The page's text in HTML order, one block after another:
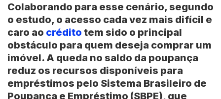
Colaborando para esse cenário, segundo
o estudo, o acesso cada vez mais difícil e
caro ao crédito tem sido o principal
obstáculo para quem deseja comprar um
imóvel. A queda no saldo da poupança
reduz os recursos disponíveis para
empréstimos pelo Sistema Brasileiro de
Poupança e Empréstimo (SBPE), que